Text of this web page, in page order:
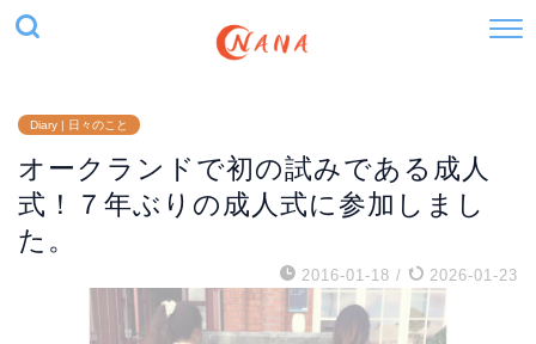
Diary | 日々のこと
オークランドで初の試みである成人
式！７年ぶりの成人式に参加しまし
た。
2016-01-18 / 2026-01-23